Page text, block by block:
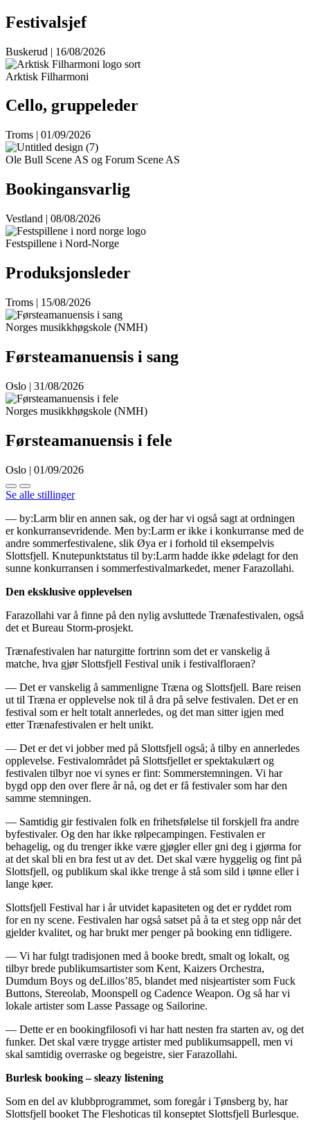
Festivalsjef
Buskerud | 16/08/2026
Arktisk Filharmoni
Cello, gruppeleder
Troms | 01/09/2026
Ole Bull Scene AS og Forum Scene AS
Bookingansvarlig
Vestland | 08/08/2026
Festspillene i Nord-Norge
Produksjonsleder
Troms | 15/08/2026
Norges musikkhøgskole (NMH)
Førsteamanuensis i sang
Oslo | 31/08/2026
Norges musikkhøgskole (NMH)
Førsteamanuensis i fele
Oslo | 01/09/2026
Se alle stillinger
— by:Larm blir en annen sak, og der har vi også sagt at ordningen
er konkurransevridende. Men by:Larm er ikke i konkurranse med de
andre sommerfestivalene, slik Øya er i forhold til eksempelvis
Slottsfjell. Knutepunktstatus til by:Larm hadde ikke ødelagt for den
sunne konkurransen i sommerfestivalmarkedet, mener Farazollahi.
Den eksklusive opplevelsen
Farazollahi var å finne på den nylig avsluttede Trænafestivalen, også
det et Bureau Storm-prosjekt.
Trænafestivalen har naturgitte fortrinn som det er vanskelig å
matche, hva gjør Slottsfjell Festival unik i festivalfloraen?
— Det er vanskelig å sammenligne Træna og Slottsfjell. Bare reisen
ut til Træna er opplevelse nok til å dra på selve festivalen. Det er en
festival som er helt totalt annerledes, og det man sitter igjen med
etter Trænafestivalen er helt unikt.
— Det er det vi jobber med på Slottsfjell også; å tilby en annerledes
opplevelse. Festivalområdet på Slottsfjellet er spektakulært og
festivalen tilbyr noe vi synes er fint: Sommerstemningen. Vi har
bygd opp den over flere år nå, og det er få festivaler som har den
samme stemningen.
— Samtidig gir festivalen folk en frihetsfølelse til forskjell fra andre
byfestivaler. Og den har ikke rølpecampingen. Festivalen er
behagelig, og du trenger ikke være gjøgler eller gni deg i gjørma for
at det skal bli en bra fest ut av det. Det skal være hyggelig og fint på
Slottsfjell, og publikum skal ikke trenge å stå som sild i tønne eller i
lange køer.
Slottsfjell Festival har i år utvidet kapasiteten og det er ryddet rom
for en ny scene. Festivalen har også satset på å ta et steg opp når det
gjelder kvalitet, og har brukt mer penger på booking enn tidligere.
— Vi har fulgt tradisjonen med å booke bredt, smalt og lokalt, og
tilbyr brede publikumsartister som Kent, Kaizers Orchestra,
Dumdum Boys og deLillos’85, blandet med nisjeartister som Fuck
Buttons, Stereolab, Moonspell og Cadence Weapon. Og så har vi
lokale artister som Lasse Passage og Sailorine.
— Dette er en bookingfilosofi vi har hatt nesten fra starten av, og det
funker. Det skal være trygge artister med publikumsappell, men vi
skal samtidig overraske og begeistre, sier Farazollahi.
Burlesk booking – sleazy listening
Som en del av klubbprogrammet, som foregår i Tønsberg by, har
Slottsfjell booket The Fleshoticas til konseptet Slottsfjell Burlesque.